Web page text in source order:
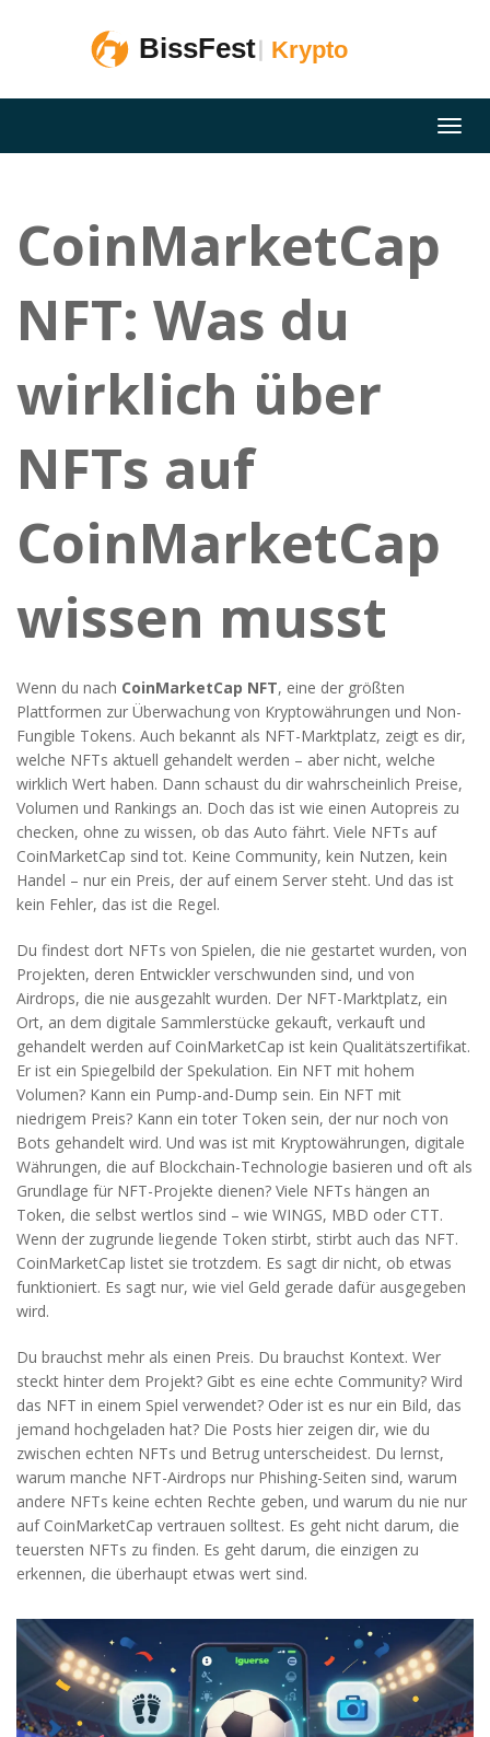
CoinMarketCap
NFT: Was du
wirklich über
NFTs auf
CoinMarketCap
wissen musst
Wenn du nach CoinMarketCap NFT, eine der größten
Plattformen zur Überwachung von Kryptowährungen und Non-
Fungible Tokens. Auch bekannt als NFT-Marktplatz, zeigt es dir,
welche NFTs aktuell gehandelt werden – aber nicht, welche
wirklich Wert haben. Dann schaust du dir wahrscheinlich Preise,
Volumen und Rankings an. Doch das ist wie einen Autopreis zu
checken, ohne zu wissen, ob das Auto fährt. Viele NFTs auf
CoinMarketCap sind tot. Keine Community, kein Nutzen, kein
Handel – nur ein Preis, der auf einem Server steht. Und das ist
kein Fehler, das ist die Regel.
Du findest dort NFTs von Spielen, die nie gestartet wurden, von
Projekten, deren Entwickler verschwunden sind, und von
Airdrops, die nie ausgezahlt wurden. Der NFT-Marktplatz, ein
Ort, an dem digitale Sammlerstücke gekauft, verkauft und
gehandelt werden auf CoinMarketCap ist kein Qualitätszertifikat.
Er ist ein Spiegelbild der Spekulation. Ein NFT mit hohem
Volumen? Kann ein Pump-and-Dump sein. Ein NFT mit
niedrigem Preis? Kann ein toter Token sein, der nur noch von
Bots gehandelt wird. Und was ist mit Kryptowährungen, digitale
Währungen, die auf Blockchain-Technologie basieren und oft als
Grundlage für NFT-Projekte dienen? Viele NFTs hängen an
Token, die selbst wertlos sind – wie WINGS, MBD oder CTT.
Wenn der zugrunde liegende Token stirbt, stirbt auch das NFT.
CoinMarketCap listet sie trotzdem. Es sagt dir nicht, ob etwas
funktioniert. Es sagt nur, wie viel Geld gerade dafür ausgegeben
wird.
Du brauchst mehr als einen Preis. Du brauchst Kontext. Wer
steckt hinter dem Projekt? Gibt es eine echte Community? Wird
das NFT in einem Spiel verwendet? Oder ist es nur ein Bild, das
jemand hochgeladen hat? Die Posts hier zeigen dir, wie du
zwischen echten NFTs und Betrug unterscheidest. Du lernst,
warum manche NFT-Airdrops nur Phishing-Seiten sind, warum
andere NFTs keine echten Rechte geben, und warum du nie nur
auf CoinMarketCap vertrauen solltest. Es geht nicht darum, die
teuersten NFTs zu finden. Es geht darum, die einzigen zu
erkennen, die überhaupt etwas wert sind.